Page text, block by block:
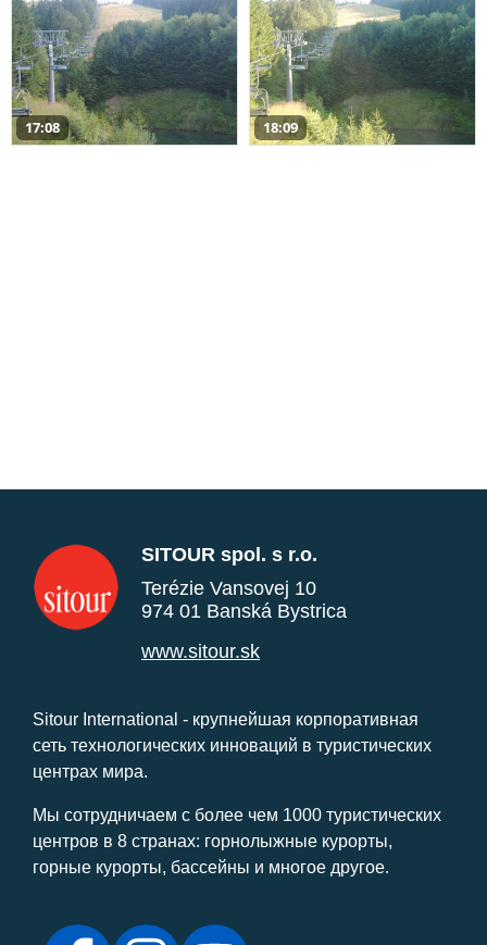
17:08 18:09
SITOUR spol. s r.o.
Terézie Vansovej 10
974 01 Banská Bystrica
www.sitour.sk
Sitour International - крупнейшая корпоративная
сеть технологических инноваций в туристических
центрах мира.
Мы сотрудничаем с более чем 1000 туристических
центров в 8 странах: горнолыжные курорты,
горные курорты, бассейны и многое другое.